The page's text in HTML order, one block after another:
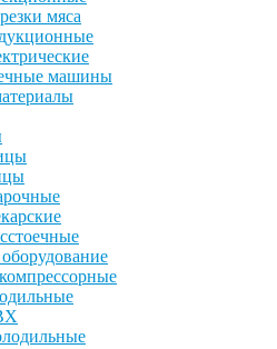
мяса
машины